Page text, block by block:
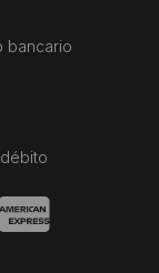
bancario